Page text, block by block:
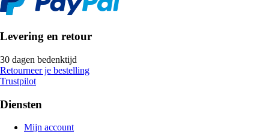
Levering en retour
30 dagen bedenktijd
Retourneer je bestelling
Trustpilot
Diensten
Mijn account